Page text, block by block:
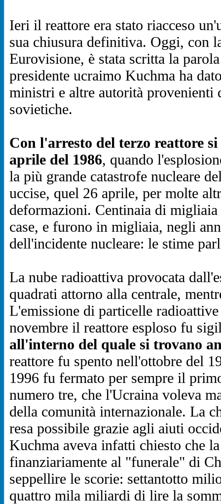
Ieri il reattore era stato riacceso
sua chiusura definitiva. Oggi, con
Eurovisione, è stata scritta la
presidente ucraimo Kuchma ha
ministri e altre autorità provenienti
sovietiche.
Con l'arresto del terzo reattore
aprile del 1986, quando
la più grande catastrofe nucleare
uccise, quel 26 aprile, per molte
deformazioni. Centinaia di
case, e furono in migliaia, negli
dell'incidente nucleare: le stime
La nube radioattiva provocata
quadrati attorno alla centrale,
L'emissione di particelle
novembre il reattore esploso fu
all'interno del quale si trovano
reattore fu spento nell'ottobre del
1996 fu fermato per sempre il
numero tre, che l'Ucraina voleva
della comunità internazionale. La
resa possibile grazie agli aiuti
Kuchma aveva infatti chiesto che
finanziariamente al "funerale" di
seppellire le scorie: settantotto
quattro mila miliardi di lire la